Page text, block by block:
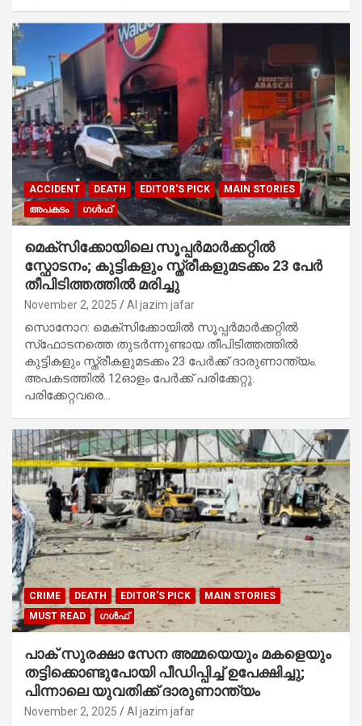
ACCIDENT DEATH EDITOR'S PICK
MAIN STORIES
അപകടം
ഗൾഫ്
മെക്സിക്കോയിലെ സൂപ്പർമാർക്കറ്റിൽ
സ്ഫോടനം; കുട്ടികളും സ്ത്രീകളുമടക്കം 23 പേർ
തീപിടിത്തത്തില്‍ മരിച്ചു
November 2, 2025 Al jazim jafar
സൊനോറ: മെക്‌സിക്കോയില്‍ സൂപ്പർമാർക്കറ്റിൽ
സ്‌ഫോടനത്തെ തുടര്‍ന്നുണ്ടായ തീപിടിത്തത്തില്‍
കുട്ടികളും സ്ത്രീകളുമടക്കം 23 പേര്‍ക്ക് ദാരുണാന്ത്യം.
അപകടത്തിൽ 12ഓളം പേര്‍ക്ക് പരിക്കേറ്റു.
പരിക്കേറ്റവരെ…
CRIME DEATH EDITOR'S PICK
MAIN STORIES
MUST READ
ഗൾഫ്
പാക് സുരക്ഷാ സേന അമ്മയെയും മകളെയും
തട്ടിക്കൊണ്ടുപോയി പീഡിപ്പിച്ച് ഉപേക്ഷിച്ചു;
പിന്നാലെ യുവതിക്ക് ദാരുണാന്ത്യം
November 2, 2025 Al jazim jafar